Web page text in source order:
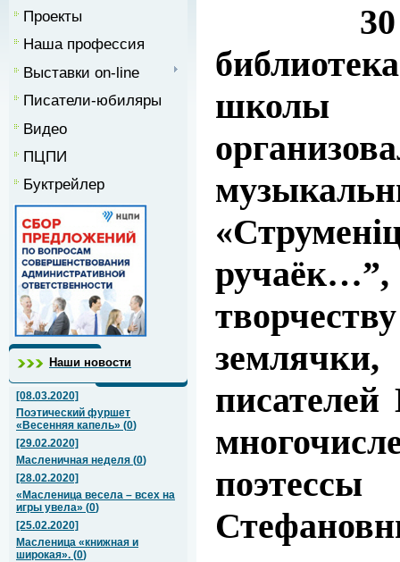
Проекты
Наша профессия
Выставки on-line
Писатели-юбиляры
Видео
ПЦПИ
Буктрейлер
Наши новости
[08.03.2020]
Поэтический фуршет
«Весенняя капель» (0)
[29.02.2020]
Масленичная неделя (0)
[28.02.2020]
«Масленица весела – всех на
игры увела» (0)
[25.02.2020]
Масленица «книжная и
широкая». (0)
школы
«
писателей